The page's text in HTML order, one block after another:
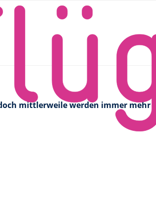
am BER
von neuem
mittlerweile werden immer